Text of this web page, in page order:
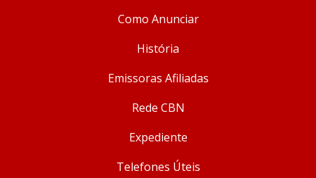
Como Anunciar
História
Emissoras Afiliadas
Rede CBN
Expediente
Telefones Úteis